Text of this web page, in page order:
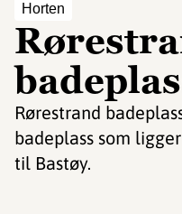
Horten
Rørestrand
badeplass som
til Bastøy.